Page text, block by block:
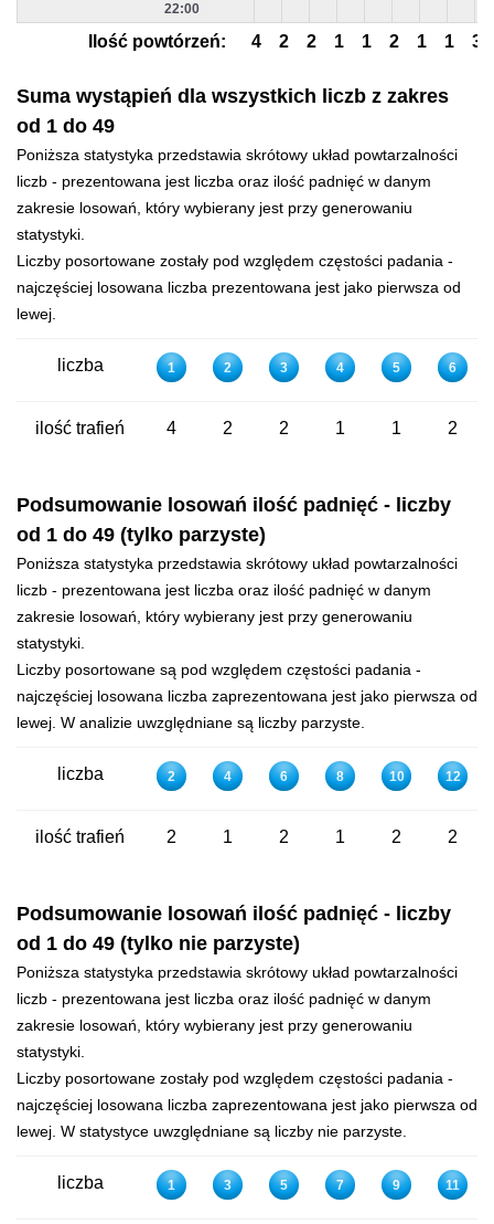
22:00
Ilość powtórzeń: 4 2 2 1 1 2 1 1 3
Suma wystąpień dla wszystkich liczb z zakres
od 1 do 49
Poniższa statystyka przedstawia skrótowy układ powtarzalności
liczb - prezentowana jest liczba oraz ilość padnięć w danym
zakresie losowań, który wybierany jest przy generowaniu
statystyki.
Liczby posortowane zostały pod względem częstości padania -
najczęściej losowana liczba prezentowana jest jako pierwsza od
lewej.
liczba 1 2 3 4 5 6
ilość trafień 4 2 2 1 1 2
Podsumowanie losowań ilość padnięć - liczby
od 1 do 49 (tylko parzyste)
Poniższa statystyka przedstawia skrótowy układ powtarzalności
liczb - prezentowana jest liczba oraz ilość padnięć w danym
zakresie losowań, który wybierany jest przy generowaniu
statystyki.
Liczby posortowane są pod względem częstości padania -
najczęściej losowana liczba zaprezentowana jest jako pierwsza od
lewej. W analizie uwzględniane są liczby parzyste.
liczba 2 4 6 8 10 12
ilość trafień 2 1 2 1 2 2
Podsumowanie losowań ilość padnięć - liczby
od 1 do 49 (tylko nie parzyste)
Poniższa statystyka przedstawia skrótowy układ powtarzalności
liczb - prezentowana jest liczba oraz ilość padnięć w danym
zakresie losowań, który wybierany jest przy generowaniu
statystyki.
Liczby posortowane zostały pod względem częstości padania -
najczęściej losowana liczba zaprezentowana jest jako pierwsza od
lewej. W statystyce uwzględniane są liczby nie parzyste.
liczba 1 3 5 7 9 11